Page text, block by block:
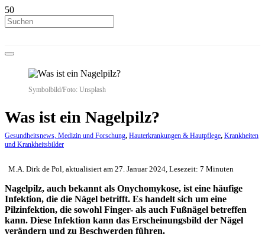
Symbolbild/Foto: Unsplash
Was ist ein Nagelpilz?
Gesundheitsnews, Medizin und Forschung, Hauterkrankungen & Hautpflege, Krankheiten
und Krankheitsbilder
M.A. Dirk de Pol, aktualisiert am 27. Januar 2024, Lesezeit: 7 Minuten
Nagelpilz, auch bekannt als Onychomykose, ist eine häufige
Infektion, die die Nägel betrifft. Es handelt sich um eine
Pilzinfektion, die sowohl Finger- als auch Fußnägel betreffen
kann. Diese Infektion kann das Erscheinungsbild der Nägel
verändern und zu Beschwerden führen.